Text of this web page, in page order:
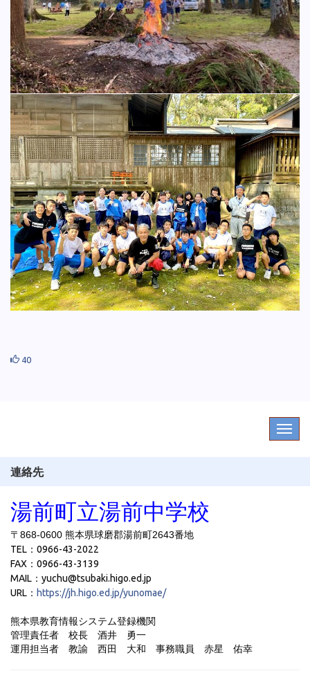
40
連絡先
湯前町立湯前中学校
〒868-0600 熊本県球磨郡湯前町2643番地
TEL：0966-43-2022
FAX：0966-43-3139
MAIL：yuchu@tsubaki.higo.ed.jp
URL： https://jh.higo.ed.jp/yunomae/
熊本県教育情報システム登録機関
管理責任者 校長 酒井 勇一
運用担当者 教諭 西田 大和 事務職員 赤星 佑幸